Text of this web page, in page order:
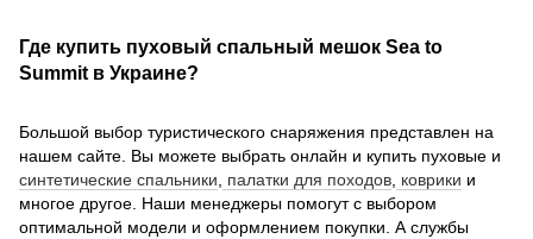
Где купить пуховый спальный мешок Sea to
Summit в Украине?
Большой выбор туристического снаряжения представлен на
нашем сайте. Вы можете выбрать онлайн и купить пуховые и
синтетические спальники
палатки для походов коврики и
многое другое. Наши менеджеры помогут с выбором
оптимальной модели и оформлением покупки. А службы